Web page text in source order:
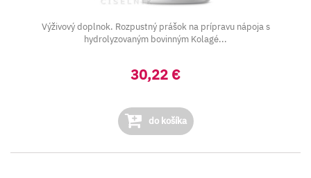
Výživový doplnok. Rozpustný prášok na prípravu nápoja s
hydrolyzovaným bovinným Kolagé...
30,22 €
do košíka